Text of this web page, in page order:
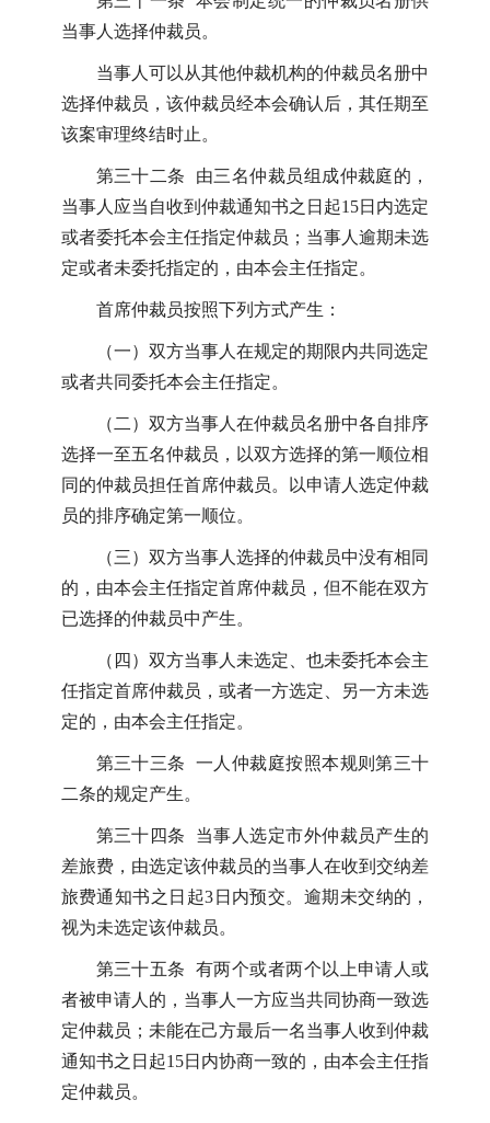
当事人选择仲裁员。
当事人可以从其他仲裁机构的仲裁员名册中
选择仲裁员，该仲裁员经本会确认后，其任期至
该案审理终结时止。
第三十二条 由三名仲裁员组成仲裁庭的，
当事人应当自收到仲裁通知书之日起15日内选定
或者委托本会主任指定仲裁员；当事人逾期未选
定或者未委托指定的，由本会主任指定。
首席仲裁员按照下列方式产生：
（一）双方当事人在规定的期限内共同选定
或者共同委托本会主任指定。
（二）双方当事人在仲裁员名册中各自排序
选择一至五名仲裁员，以双方选择的第一顺位相
同的仲裁员担任首席仲裁员。以申请人选定仲裁
员的排序确定第一顺位。
（三）双方当事人选择的仲裁员中没有相同
的，由本会主任指定首席仲裁员，但不能在双方
已选择的仲裁员中产生。
（四）双方当事人未选定、也未委托本会主
任指定首席仲裁员，或者一方选定、另一方未选
定的，由本会主任指定。
第三十三条 一人仲裁庭按照本规则第三十
二条的规定产生。
第三十四条 当事人选定市外仲裁员产生的
差旅费，由选定该仲裁员的当事人在收到交纳差
旅费通知书之日起3日内预交。逾期未交纳的，
视为未选定该仲裁员。
第三十五条 有两个或者两个以上申请人或
者被申请人的，当事人一方应当共同协商一致选
定仲裁员；未能在己方最后一名当事人收到仲裁
通知书之日起15日内协商一致的，由本会主任指
定仲裁员。